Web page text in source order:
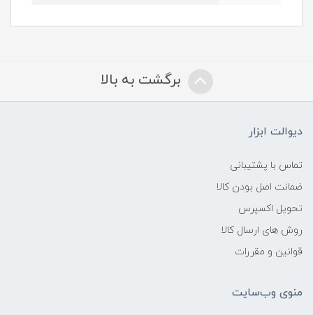
برگشت به بالا
دیوالت ابزار
تماس با پشتیبانی
ضمانت اصل بودن کالا
تحویل اکسپرس
روش های ارسال کالا
قوانین و مقررات
منوی وب‌سایت